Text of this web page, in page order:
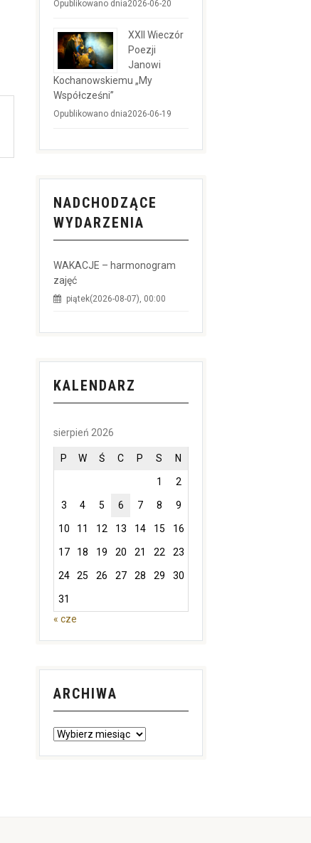
Opublikowano dnia2026-06-20
XXII Wieczór
Poezji
Janowi
Kochanowskiemu „My
Współcześni”
Opublikowano dnia2026-06-19
NADCHODZĄCE
WYDARZENIA
WAKACJE – harmonogram
zajęć
piątek(2026-08-07), 00:00
KALENDARZ
sierpień 2026
P W Ś C P S N
1 2
3 4 5 6 7 8 9
10 11 12 13 14 15 16
17 18 19 20 21 22 23
24 25 26 27 28 29 30
31
« cze
ARCHIWA